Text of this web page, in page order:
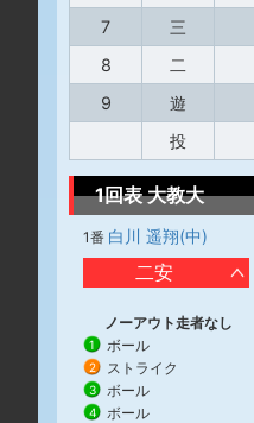
7
三
8
二
9
遊
投
1回表 大教大
1番 白川 遥翔(中)
二安
ノーアウト走者なし
1 ボール
2 ストライク
3 ボール
4 ボール